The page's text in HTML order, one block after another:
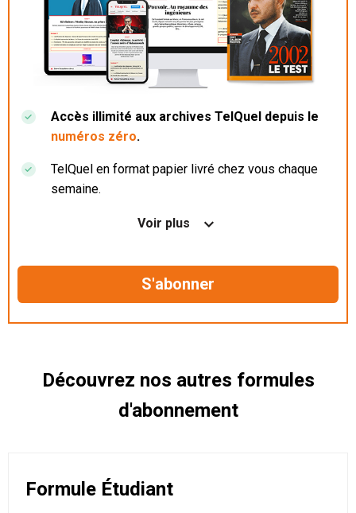
Accès illimité aux archives TelQuel depuis le
numéros zéro.
TelQuel en format papier livré chez vous chaque
semaine.
Nos articles en illimité sur ordinateur, tablette et
Le magazine TelQuel en numérique avant la sortie
Des informations confidentielles résérvées aux
Voir plus
Découvrez nos autres formules
d'abonnement
Formule Étudiant